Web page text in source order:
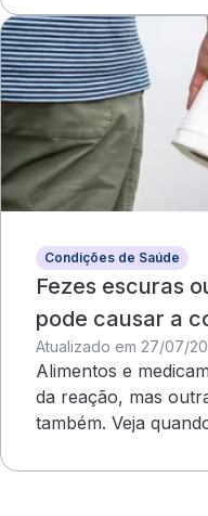
Condições de Saúde
Fezes escuras
pode causar a
Atualizado em 27/07/
Alimentos e
da reação, mas
também. Veja